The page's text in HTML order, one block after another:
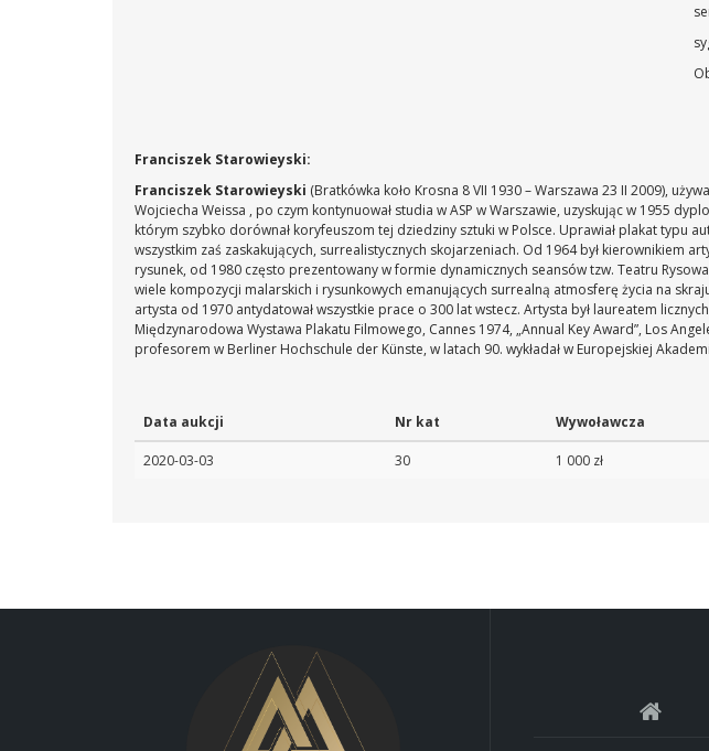
Franciszek Starowieyski:
Franciszek Starowieyski (Bratkówka koło Krosna 8 VII 1930 – Warszawa 23 II 2009),
Wojciecha Weissa , po czym kontynuował studia w ASP w Warszawie, uzyskując w 1955
którym szybko dorównał koryfeuszom tej dziedziny sztuki w Polsce. Uprawiał plakat typu
wszystkim zaś zaskakujących, surrealistycznych skojarzeniach. Od 1964 był kierownikiem
rysunek, od 1980 często prezentowany w formie dynamicznych seansów tzw. Teatru
wiele kompozycji malarskich i rysunkowych emanujących surrealną atmosferę życia na
artysta od 1970 antydatował wszystkie prace o 300 lat wstecz. Artysta był laureatem
Międzynarodowa Wystawa Plakatu Filmowego, Cannes 1974, „Annual Key Award”, Los
profesorem w Berliner Hochschule der Künste, w latach 90. wykładał w Europejskiej
Data aukcji Nr kat Wywoławcza
2020-03-03 30 1 000 zł